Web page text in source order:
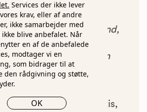
Services der ikke lever
krav, eller af andre
ikke samarbejder med
ikke blive anbefalet. Når
en af de anbefalede
modtager vi en
som bidrager til at
den rådgivning og støtte,
OK
i vores anbefalinger.
du benytter en bedemand,
anbefalet og
til, betaler bedemanden
for denne henvisning.
vores henvisninger
vores rådgivning er gratis,